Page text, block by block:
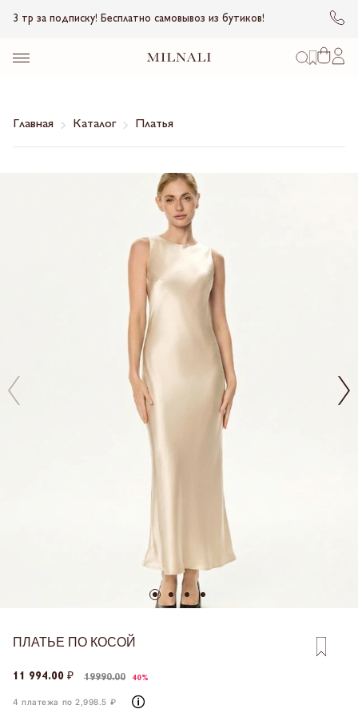
3 тр за подписку! Бесплатно самовывоз из бутиков!
Главная Каталог Платья
ПЛАТЬЕ ПО КОСОЙ
11 994.00 ₽ 19990.00 40%
4 платежа по 2,998.5 ₽